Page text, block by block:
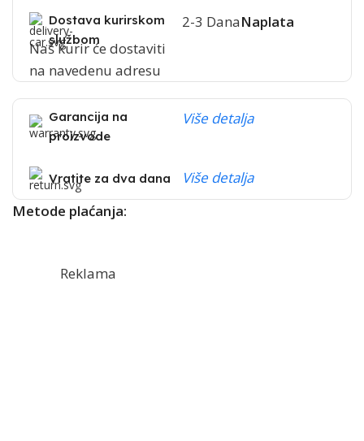
Dostava kurirskom
službom
Naš kurir će dostaviti
na navedenu adresu
2-3 DanaNaplata
Garancija na
proizvode
Više detalja
Vratite za dva dana
Više detalja
Metode plaćanja:
Reklama